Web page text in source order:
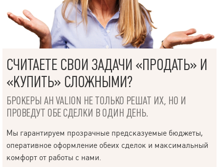
СЧИТАЕТЕ СВОИ ЗАДАЧИ «ПРОДАТЬ» И
«КУПИТЬ» СЛОЖНЫМИ?
БРОКЕРЫ АН VALION НЕ ТОЛЬКО РЕШАТ ИХ, НО И
ПРОВЕДУТ ОБЕ СДЕЛКИ В ОДИН ДЕНЬ.
Мы гарантируем прозрачные предсказуемые бюджеты,
оперативное оформление обеих сделок и максимальный
комфорт от работы с нами.